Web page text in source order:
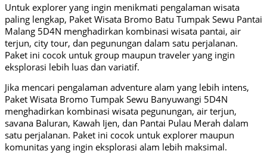
Untuk explorer yang ingin menikmati pengalaman wisata
paling lengkap, Paket Wisata Bromo Batu Tumpak Sewu Pantai
Malang 5D4N menghadirkan kombinasi wisata pantai, air
terjun, city tour, dan pegunungan dalam satu perjalanan.
Paket ini cocok untuk group maupun traveler yang ingin
eksplorasi lebih luas dan variatif.
Jika mencari pengalaman adventure alam yang lebih intens,
Paket Wisata Bromo Tumpak Sewu Banyuwangi 5D4N
menghadirkan kombinasi wisata pegunungan, air terjun,
savana Baluran, Kawah Ijen, dan Pantai Pulau Merah dalam
satu perjalanan. Paket ini cocok untuk explorer maupun
komunitas yang ingin eksplorasi alam lebih maksimal.